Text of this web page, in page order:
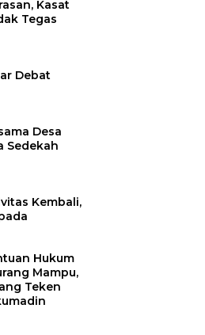
Kasat
Tegas
Debat
Desa
Sedekah
Kembali,
Hukum
Mampu,
Teken